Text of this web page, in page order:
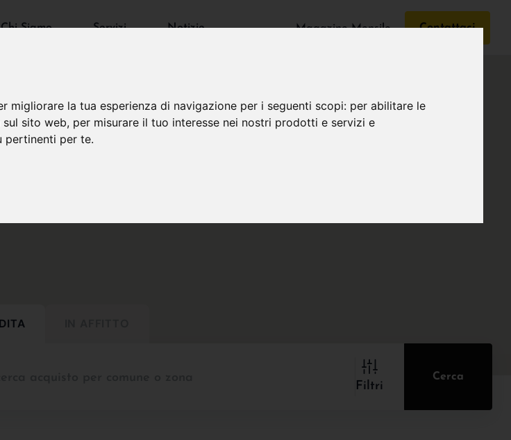
la tua esperienza di navigazione per i seguenti scopi: per abilitare le
sul sito web, per misurare il tuo interesse nei nostri prodotti e servizi e
pertinenti per te.
Chi Siamo Servizi Notizie Magazine Mensile Contattaci
Filtri
Cerca